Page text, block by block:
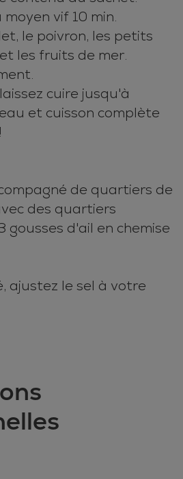
vif 10 min.
le poivron, les petits
les fruits de mer.
cuire jusqu'à
et cuisson complète
de quartiers de
des quartiers
d'ail en chemise
ajustez le sel à votre